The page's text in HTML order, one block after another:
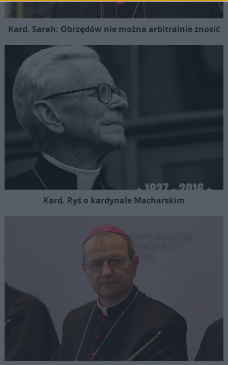
Kard. Sarah: Obrzędów nie można arbitralnie znosić
Kard. Ryś o kardynale Macharskim